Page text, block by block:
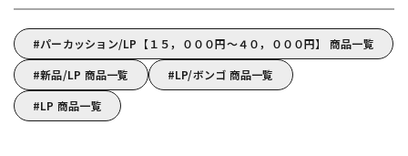
パーカッション/LP【１５，０００円～４０，０００円】 商品一覧
新品/LP 商品一覧
LP/ボンゴ 商品一覧
LP 商品一覧